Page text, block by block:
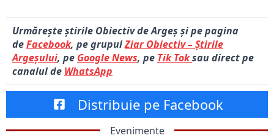
Urmărește știrile Obiectiv de Argeș și pe pagina
deFacebook, pe grupulZiar Obiectiv – Știrile
Argeșului, pe Google News, pe Tik Toksau direct pe
canalul de WhatsApp
Distribuie pe Facebook
Evenimente